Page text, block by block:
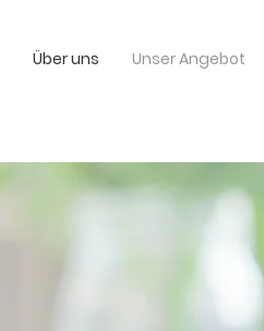
Über uns Unser Angebot